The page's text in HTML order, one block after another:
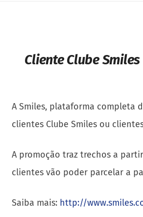
Cliente Clube
A Smiles, plataforma completa
clientes Clube Smiles ou
A promoção traz trechos a
clientes vão poder parcelar a
Saiba mais: http://